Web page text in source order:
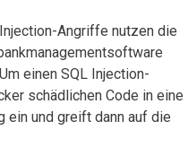
Angriffe nutzen die
einen SQL Injection-
schädlichen Code in eine
ein und greift dann auf die